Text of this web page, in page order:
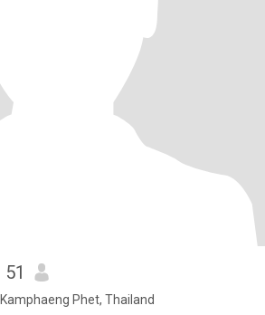
51
Phet, Thailand